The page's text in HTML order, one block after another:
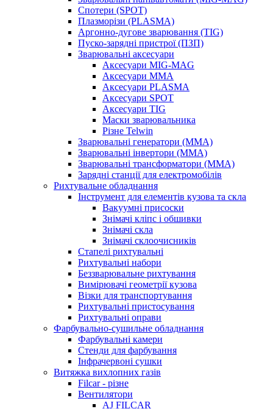
Спотери (SPOT)
Плазморізи (PLASMA)
Аргонно-дугове зварювання (TIG)
Пуско-зарядні пристрої (ПЗП)
Зварювальні аксесуари
Аксесуари MIG-MAG
Аксесуари MMA
Аксесуари PLASMA
Аксесуари SPOT
Аксесуари TIG
Маски зварювальника
Різне Telwin
Зварювальні генератори (MMA)
Зварювальні інвертори (MMA)
Зварювальні трансформатори (MMA)
Зарядні станції для електромобілів
Рихтувальне обладнання
Інструмент для елементів кузова та скла
Вакуумні присоски
Знімачі кліпс і обшивки
Знімачі скла
Знімачі склоочисників
Стапелі рихтувальні
Рихтувальні набори
Беззварювальне рихтування
Вимірювачі геометрії кузова
Візки для транспортування
Рихтувальні пристосування
Рихтувальні оправи
Фарбувально-сушильне обладнання
Фарбувальні камери
Стенди для фарбування
Інфрачервоні сушки
Витяжка вихлопних газів
Filcar - різне
Вентилятори
AJ FILCAR